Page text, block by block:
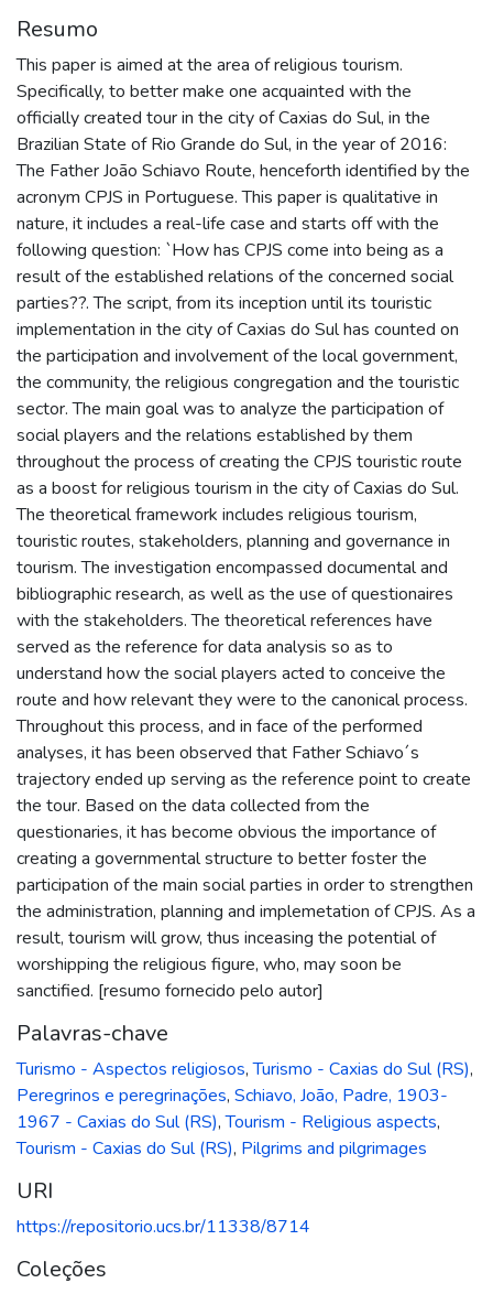
Resumo
This paper is aimed at the area of religious tourism.
Specifically, to better make one acquainted with the
officially created tour in the city of Caxias do Sul, in the
Brazilian State of Rio Grande do Sul, in the year of 2016:
The Father João Schiavo Route, henceforth identified by the
acronym CPJS in Portuguese. This paper is qualitative in
nature, it includes a real-life case and starts off with the
following question: `How has CPJS come into being as a
result of the established relations of the concerned social
parties??. The script, from its inception until its touristic
implementation in the city of Caxias do Sul has counted on
the participation and involvement of the local government,
the community, the religious congregation and the touristic
sector. The main goal was to analyze the participation of
social players and the relations established by them
throughout the process of creating the CPJS touristic route
as a boost for religious tourism in the city of Caxias do Sul.
The theoretical framework includes religious tourism,
touristic routes, stakeholders, planning and governance in
tourism. The investigation encompassed documental and
bibliographic research, as well as the use of questionaires
with the stakeholders. The theoretical references have
served as the reference for data analysis so as to
understand how the social players acted to conceive the
route and how relevant they were to the canonical process.
Throughout this process, and in face of the performed
analyses, it has been observed that Father Schiavo´s
trajectory ended up serving as the reference point to create
the tour. Based on the data collected from the
questionaries, it has become obvious the importance of
creating a governmental structure to better foster the
participation of the main social parties in order to strengthen
the administration, planning and implemetation of CPJS. As a
result, tourism will grow, thus inceasing the potential of
worshipping the religious figure, who, may soon be
sanctified. [resumo fornecido pelo autor]
Palavras-chave
Turismo - Aspectos religiosos,Turismo - Caxias do Sul (RS),
Peregrinos e peregrinações, Schiavo, João, Padre, 1903-
1967 - Caxias do Sul (RS),Tourism - Religious aspects,
Tourism - Caxias do Sul (RS), Pilgrims and pilgrimages
URI
https://repositorio.ucs.br/11338/8714
Coleções